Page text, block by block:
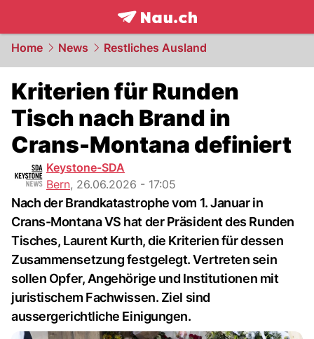
frontpage.NAU.ch
Home News Restliches Ausland
Kriterien für Runden
Tisch nach Brand in
Crans-Montana definiert
Keystone-SDA
Bern, 26.06.2026 - 17:05
Nach der Brandkatastrophe vom 1. Januar in
Crans-Montana VS hat der Präsident des Runden
Tisches, Laurent Kurth, die Kriterien für dessen
Zusammensetzung festgelegt. Vertreten sein
sollen Opfer, Angehörige und Institutionen mit
juristischem Fachwissen. Ziel sind
aussergerichtliche Einigungen.